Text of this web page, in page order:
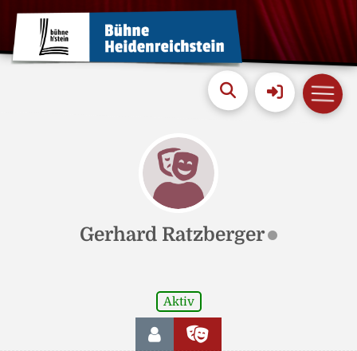
Gerhard Ratzberger
Aktiv